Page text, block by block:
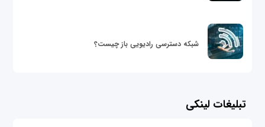
شبکه دسترسی رادیویی باز چیست؟
تبلیغات لینکی